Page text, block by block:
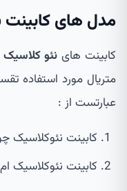
مدل های کابینت
کابینت هاینئو کلاسیک
متریال مورد استفاده
عبارتست از :
کابینت نئوکلاسیک
کابینت نئوکلاسیک